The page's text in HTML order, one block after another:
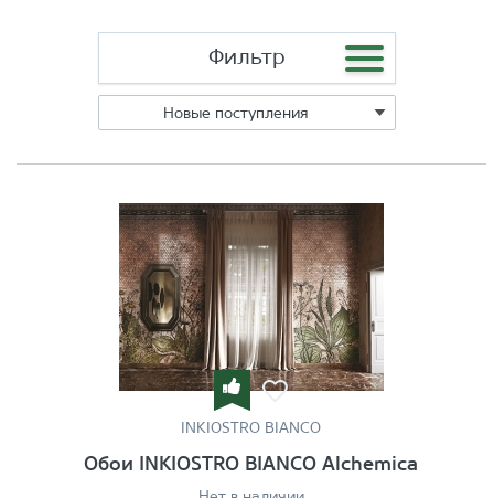
Фильтр
INKIOSTRO BIANCO
Обои INKIOSTRO BIANCO Alchemica